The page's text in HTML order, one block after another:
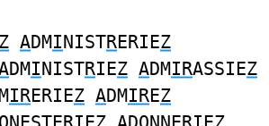
Z ADMINISTRERIEZ
DMINISTRIEZ ADMIRASSIEZ
IRERIEZ ADMIREZ